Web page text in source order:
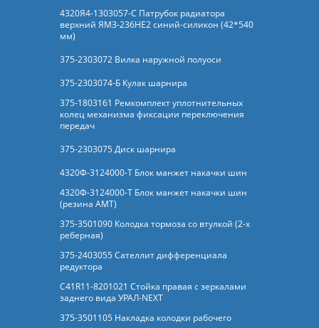
4320Я4-1303057-С Патрубок радиатора
верхний ЯМЗ-236НЕ2 синий-силикон (42*540
мм)
375-2303072 Вилка наружной полуоси
375-2303074-Б Кулак шарнира
375-1803161 Ремкомплект уплотнительных
колец механизма фиксации переключения
передач
375-2303075 Диск шарнира
4320Ф-3124000-Т Блок манжет накачки шин
4320Ф-3124000-Т Блок манжет накачки шин
(резина АМТ)
375-3501090 Колодка тормоза со втулкой (2-х
реберная)
375-2403055 Сателлит дифференциала
редуктора
C41R11-8201021 Стойка правая с зеркалами
заднего вида УРАЛ-NEXT
375-3501105 Накладка колодки рабочего